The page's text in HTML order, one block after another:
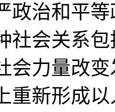
政治和平
社会关系
会力量改
重新形成